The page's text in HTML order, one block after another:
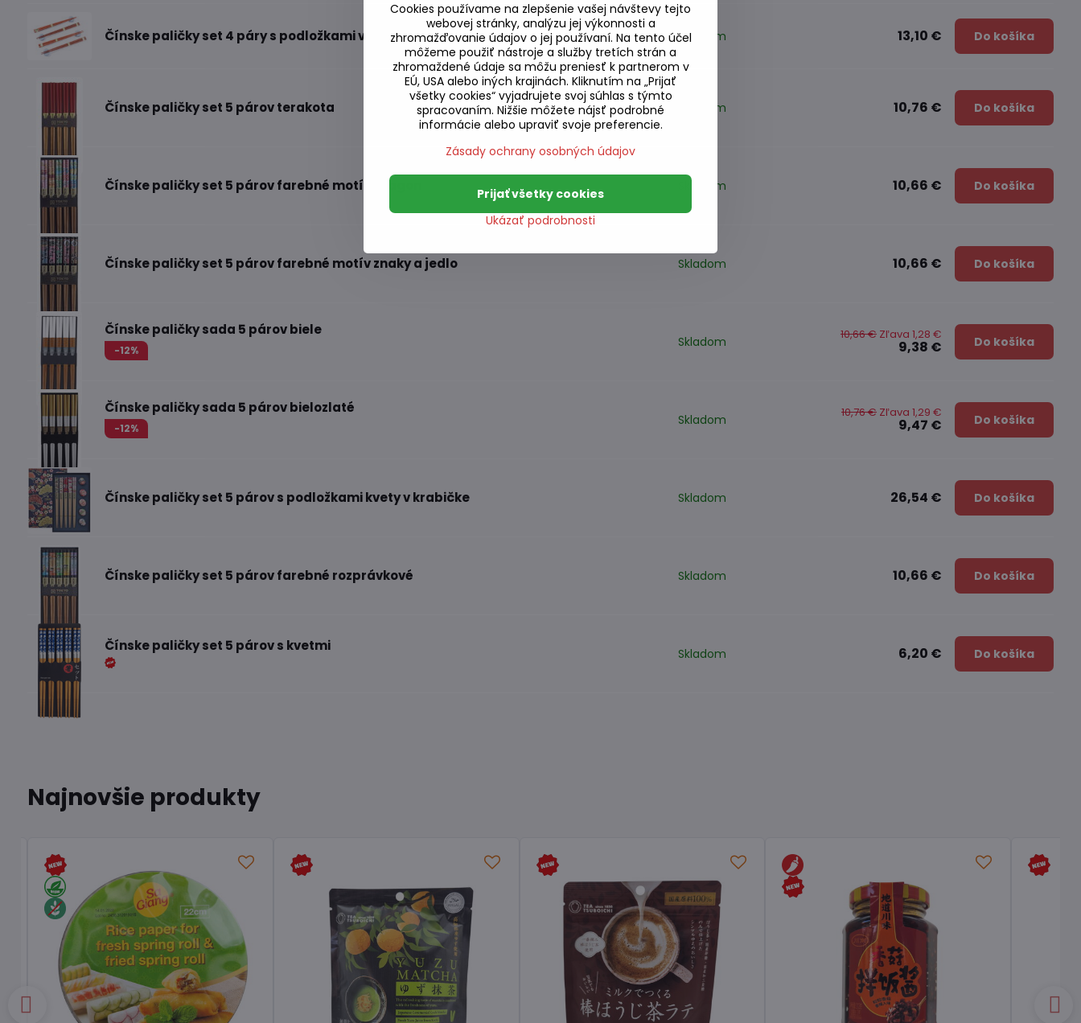
Čínske paličky set 4 páry s podložkami v krabičke Skladom 13,10 € Do košíka
Čínske paličky set 5 párov terakota Skladom 10,76 € Do košíka
Čínske paličky set 5 párov farebné motív Dragon Skladom 10,66 € Do košíka
Čínske paličky set 5 párov farebné motív znaky a jedlo Skladom 10,66 € Do košíka
Čínske paličky sada 5 párov biele
-12%
Skladom 9,38 €
10,66 € Zľava 1,28 € Do košíka
Čínske paličky sada 5 párov bielozlaté
-12%
Skladom 9,47 €
10,76 € Zľava 1,29 € Do košíka
Čínske paličky set 5 párov s podložkami kvety v krabičke Skladom 26,54 € Do košíka
Čínske paličky set 5 párov farebné rozprávkové Skladom 10,66 € Do košíka
Čínske paličky set 5 párov s kvetmi Skladom 6,20 € Do košíka
Najnovšie produkty
Cookies používame na zlepšenie vašej návštevy tejto
webovej stránky, analýzu jej výkonnosti a
zhromažďovanie údajov o jej používaní. Na tento účel
môžeme použiť nástroje a služby tretích strán a
zhromaždené údaje sa môžu preniesť k partnerom v
EÚ, USA alebo iných krajinách. Kliknutím na „Prijať
všetky cookies“ vyjadrujete svoj súhlas s týmto
spracovaním. Nižšie môžete nájsť podrobné
informácie alebo upraviť svoje preferencie.
Zásady ochrany osobných údajov
Ukázať podrobnosti
Prijať všetky cookies